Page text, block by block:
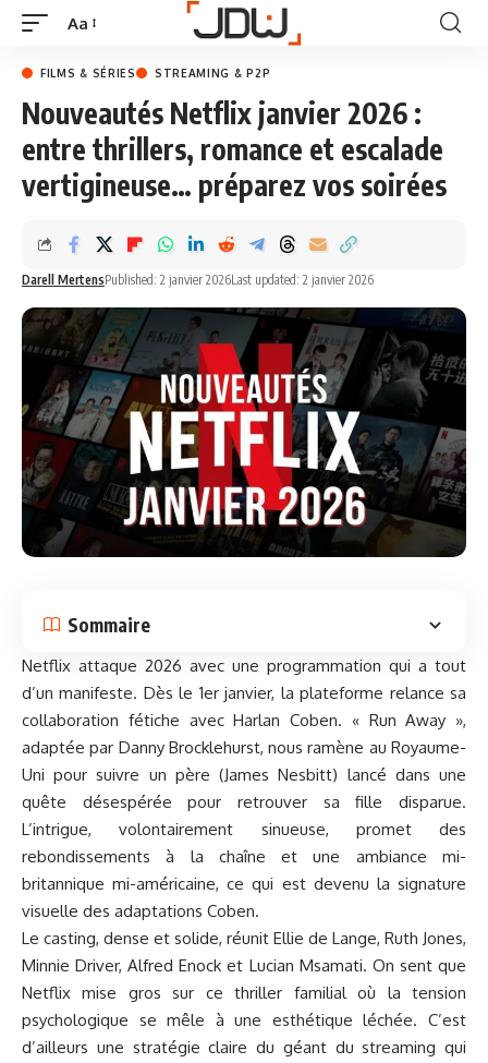
Aa
FILMS & SÉRIES STREAMING & P2P
Nouveautés Netflix janvier 2026 :
entre thrillers, romance et escalade
vertigineuse… préparez vos soirées
Darell MertensPublished: 2 janvier 2026Last updated: 2 janvier 2026
Sommaire
Netflix attaque 2026 avec une programmation qui a tout
d’un manifeste. Dès le 1er janvier, la plateforme relance sa
collaboration fétiche avec Harlan Coben. « Run Away »,
adaptée par Danny Brocklehurst, nous ramène au Royaume-
Uni pour suivre un père (James Nesbitt) lancé dans une
quête désespérée pour retrouver sa fille disparue.
L’intrigue, volontairement sinueuse, promet des
rebondissements à la chaîne et une ambiance mi-
britannique mi-américaine, ce qui est devenu la signature
visuelle des adaptations Coben.
Le casting, dense et solide, réunit Ellie de Lange, Ruth Jones,
Minnie Driver, Alfred Enock et Lucian Msamati. On sent que
Netflix mise gros sur ce thriller familial où la tension
psychologique se mêle à une esthétique léchée. C’est
d’ailleurs une stratégie claire du géant du streaming qui